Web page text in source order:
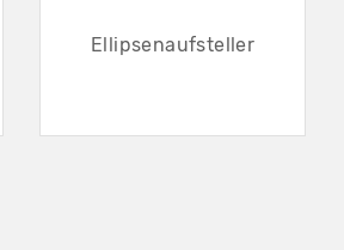
Ellipsenaufsteller